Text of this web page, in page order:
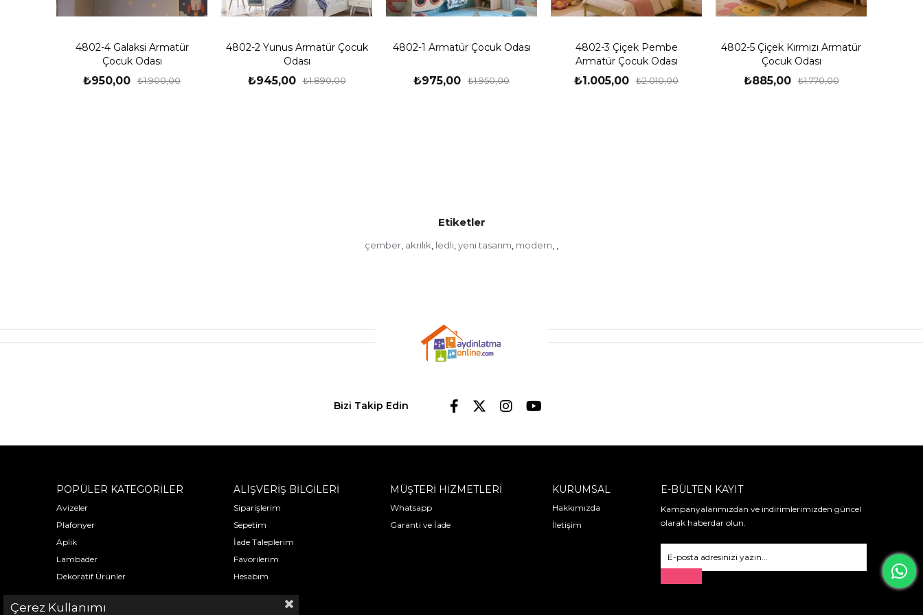
4802-4 Galaksi Armatür
Çocuk Odası
₺950,00 ₺1.900,00
4802-2 Yunus Armatür Çocuk
Odası
₺945,00 ₺1.890,00
4802-1 Armatür Çocuk Odası
₺975,00 ₺1.950,00
4802-3 Çiçek Pembe
Armatür Çocuk Odası
₺1.005,00 ₺2.010,00
4802-5 Çiçek Kırmızı Armatür
Çocuk Odası
₺885,00 ₺1.770,00
Etiketler
çember akrilik ledli yeni tasarım modern
Bizi Takip Edin
POPÜLER KATEGORİLER
Avizeler
Plafonyer
Aplik
Lambader
Dekoratif Ürünler
ALIŞVERİŞ BİLGİLERİ
Siparişlerim
Sepetim
İade Taleplerim
Favorilerim
Hesabım
MÜŞTERİ HİZMETLERİ
Whatsapp
Garanti ve İade
KURUMSAL
Hakkımızda
İletişim
E-BÜLTEN KAYIT
Kampanyalarımızdan ve indirimlerimizden güncel
olarak haberdar olun.
Çerez Kullanımı